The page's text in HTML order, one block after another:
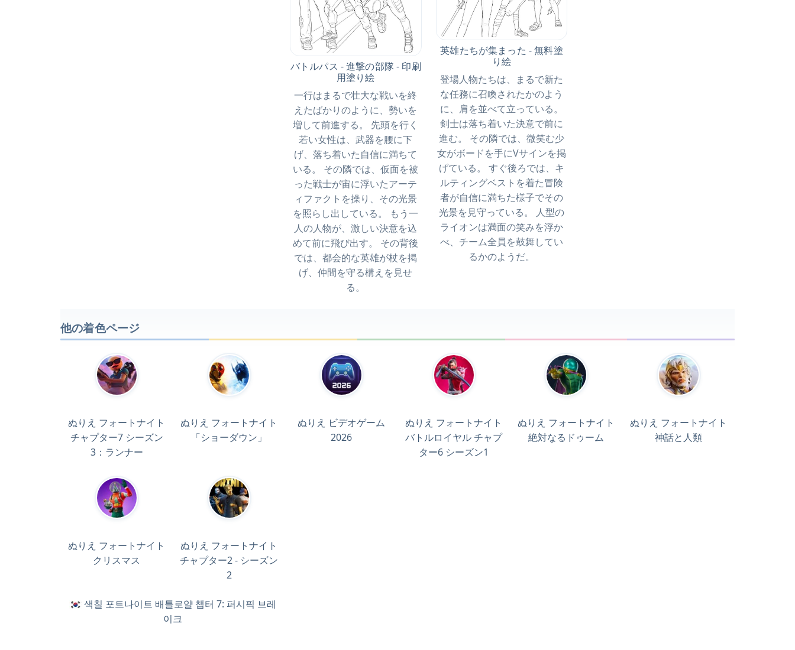
バトルパス - 進撃の部隊 - 印刷
用塗り絵
一行はまるで壮大な戦いを終
えたばかりのように、勢いを
増して前進する。 先頭を行く
若い女性は、武器を腰に下
げ、落ち着いた自信に満ちて
いる。 その隣では、仮面を被
った戦士が宙に浮いたアーテ
ィファクトを操り、その光景
を照らし出している。 もう一
人の人物が、激しい決意を込
めて前に飛び出す。 その背後
では、都会的な英雄が杖を掲
げ、仲間を守る構えを見せ
る。
英雄たちが集まった - 無料塗
り絵
登場人物たちは、まるで新た
な任務に召喚されたかのよう
に、肩を並べて立っている。
剣士は落ち着いた決意で前に
進む。 その隣では、微笑む少
女がボードを手にVサインを掲
げている。 すぐ後ろでは、キ
ルティングベストを着た冒険
者が自信に満ちた様子でその
光景を見守っている。 人型の
ライオンは満面の笑みを浮か
べ、チーム全員を鼓舞してい
るかのようだ。
他の着色ページ
ぬりえ フォートナイト
チャプター7 シーズン
3：ランナー
ぬりえ フォートナイト
「ショーダウン」
ぬりえ ビデオゲーム
2026
ぬりえ フォートナイト
バトルロイヤル チャプ
ター6 シーズン1
ぬりえ フォートナイト
絶対なるドゥーム
ぬりえ フォートナイト
神話と人類
ぬりえ フォートナイト
クリスマス
ぬりえ フォートナイト
チャプター2 - シーズン
2
색칠 포트나이트 배틀로얄 챕터 7: 퍼시픽 브레
이크